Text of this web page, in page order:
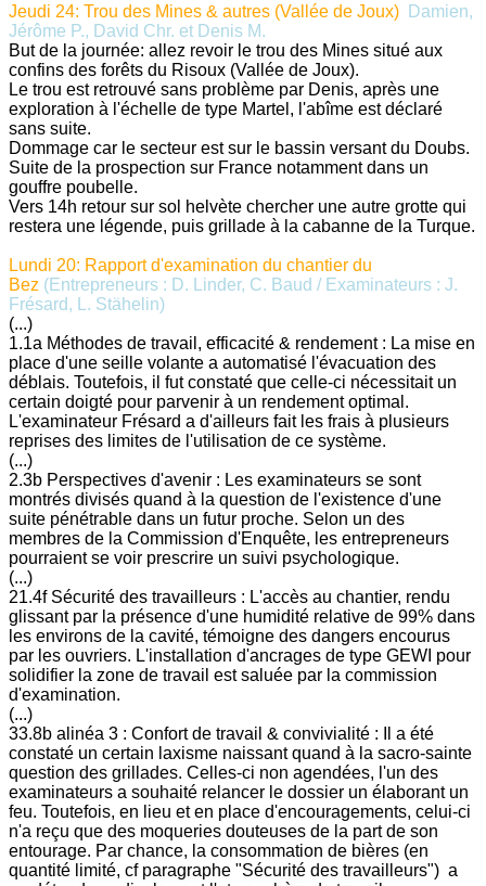
Jeudi 24: Trou des Mines & autres (Vallée de Joux)
Damien,
Jérôme P., David Chr. et Denis M.
But de la journée: allez revoir le trou des Mines situé aux
confins des forêts du Risoux (Vallée de Joux).
Le trou est retrouvé sans problème par Denis, après une
exploration à l'échelle de type Martel, l'abîme est déclaré
sans suite.
Dommage car le secteur est sur le bassin versant du Doubs.
Suite de la prospection sur France notamment dans un
gouffre poubelle.
Vers 14h retour sur sol helvète chercher une autre grotte qui
restera une légende, puis grillade à la cabanne de la Turque.
Lundi 20: Rapport d'examination du chantier du
Bez (Entrepreneurs : D. Linder, C. Baud / Examinateurs : J.
Frésard, L. Stähelin)
(...)
1.1a Méthodes de travail, efficacité & rendement : La mise en
place d'une seille volante a automatisé l'évacuation des
déblais. Toutefois, il fut constaté que celle-ci nécessitait un
certain doigté pour parvenir à un rendement optimal.
L'examinateur Frésard a d'ailleurs fait les frais à plusieurs
reprises des limites de l'utilisation de ce système.
(...)
2.3b Perspectives d'avenir : Les examinateurs se sont
montrés divisés quand à la question de l'existence d'une
suite pénétrable dans un futur proche. Selon un des
membres de la Commission d'Enquête, les entrepreneurs
pourraient se voir prescrire un suivi psychologique.
(...)
21.4f Sécurité des travailleurs : L'accès au chantier, rendu
glissant par la présence d'une humidité relative de 99% dans
les environs de la cavité, témoigne des dangers encourus
par les ouvriers. L'installation d'ancrages de type GEWI pour
solidifier la zone de travail est saluée par la commission
d'examination.
(...)
33.8b alinéa 3 : Confort de travail & convivialité : Il a été
constaté un certain laxisme naissant quand à la sacro-sainte
question des grillades. Celles-ci non agendées, l'un des
examinateurs a souhaité relancer le dossier un élaborant un
feu. Toutefois, en lieu et en place d'encouragements, celui-ci
n'a reçu que des moqueries douteuses de la part de son
entourage. Par chance, la consommation de bières (en
quantité limité, cf paragraphe "Sécurité des travailleurs") a